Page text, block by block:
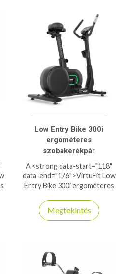
Low Entry Bike 300i
ergométeres
szobakerékpár
A <strong data-start="118"
data-end="176">VirtuFit Low
Entry Bike 300i ergométeres
kényelmes, biztonságos és
rendkívül sokoldalú választás
könnyedén használható
idősebbek, rehabilitációban
Megtekintés